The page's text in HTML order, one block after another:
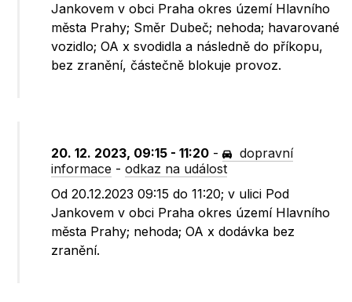
Jankovem v obci Praha okres území Hlavního
města Prahy; Směr Dubeč; nehoda; havarované
vozidlo; OA x svodidla a následně do příkopu,
bez zranění, částečně blokuje provoz.
20. 12. 2023, 09:15 - 11:20 -
dopravní
informace -odkaz na událost
Od 20.12.2023 09:15 do 11:20; v ulici Pod
Jankovem v obci Praha okres území Hlavního
města Prahy; nehoda; OA x dodávka bez
zranění.